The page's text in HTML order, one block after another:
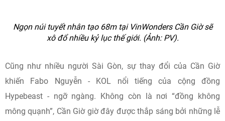
Ngọn núi tuyết nhân tạo 68m tại VinWonders Cần Giờ sẽ
xô đổ nhiều kỷ lục thế giới. (Ảnh: PV).
Cũng như nhiều người Sài Gòn, sự thay đổi của Cần Giờ
khiến Fabo Nguyễn - KOL nổi tiếng của cộng đồng
Hypebeast - ngỡ ngàng. Không còn là nơi “đồng không
mông quạnh”, Cần Giờ giờ đây được thắp sáng bởi những lễ